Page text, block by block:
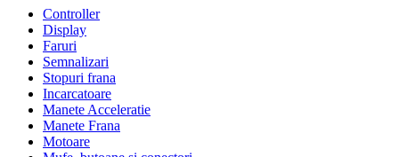
Controller
Display
Faruri
Semnalizari
Stopuri frana
Incarcatoare
Manete Acceleratie
Manete Frana
Motoare